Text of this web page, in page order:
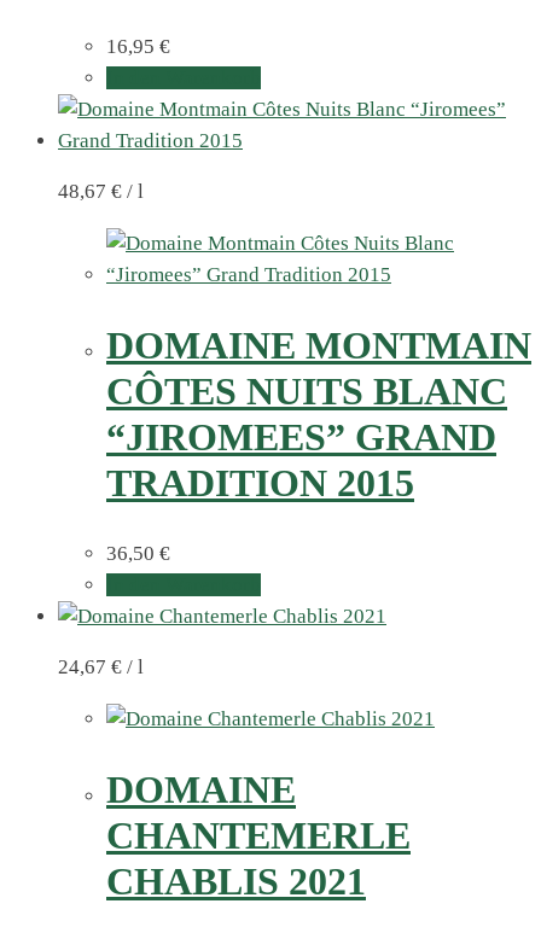
16,95 €
48,67 € / l
DOMAINE MONTMAIN
CÔTES NUITS BLANC
“JIROMEES” GRAND
TRADITION 2015
36,50 €
24,67 € / l
DOMAINE
CHANTEMERLE
CHABLIS 2021